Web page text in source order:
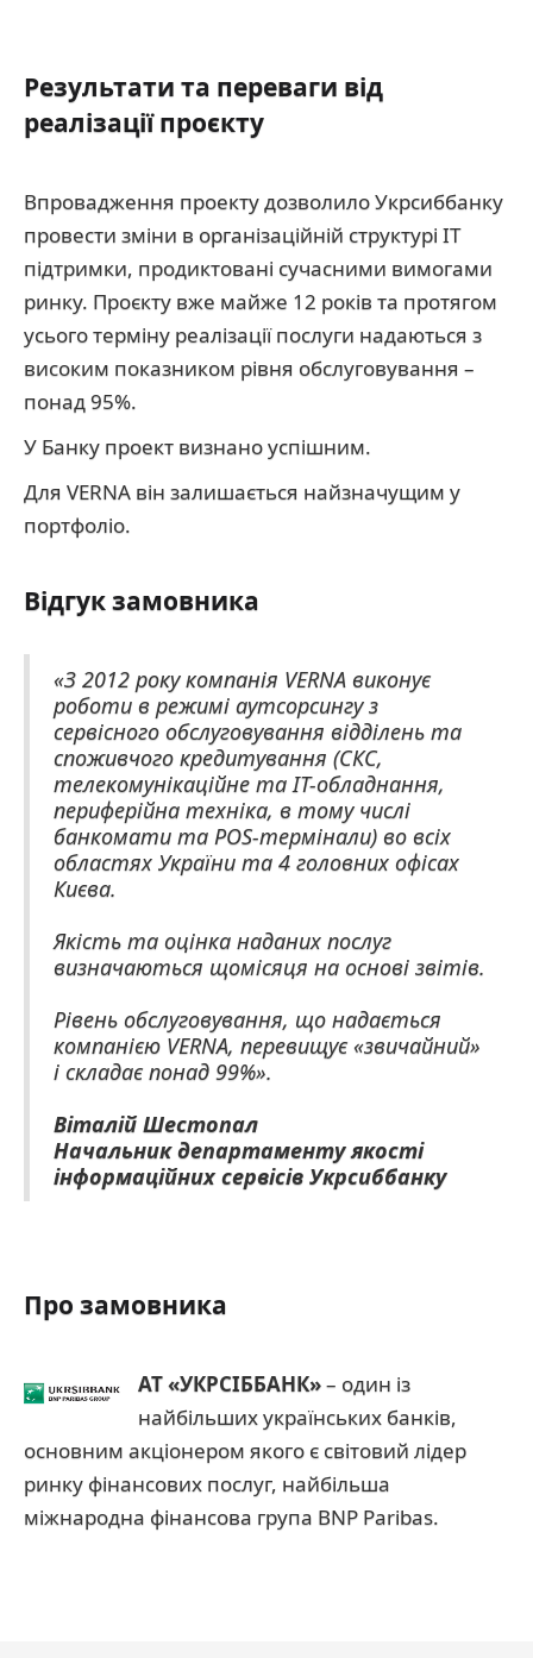
Результати та переваги від
реалізації проєкту
Впровадження проекту дозволило Укрсиббанку
провести зміни в організаційній структурі ІТ
підтримки, продиктовані сучасними вимогами
ринку. Проєкту вже майже 12 років та протягом
усього терміну реалізації послуги надаються з
високим показником рівня обслуговування –
понад 95%.
У Банку проект визнано успішним.
Для VERNA він залишається найзначущим у
портфоліо.
Відгук замовника
«З 2012 року компанія VERNA виконує
роботи в режимі аутсорсингу з
сервісного обслуговування відділень та
споживчого кредитування (СКС,
телекомунікаційне та ІТ-обладнання,
периферійна техніка, в тому числі
банкомати та POS-термінали) во всіх
областях України та 4 головних офісах
Києва.
Якість та оцінка наданих послуг
визначаються щомісяця на основі звітів.
Рівень обслуговування, що надається
компанією VERNA, перевищує «звичайний»
і складає понад 99%».
Віталій Шестопал
Начальник департаменту якості
інформаційних сервісів Укрсиббанку
Про замовника
АТ «УКРСІББАНК»– один із
найбільших українських банків,
основним акціонером якого є світовий лідер
ринку фінансових послуг, найбільша
міжнародна фінансова група BNP Paribas.